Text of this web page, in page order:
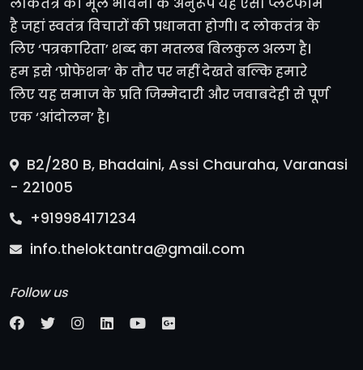
है जहां स्वतंत्र विचारों की प्रधानता होगी। द लोकतंत्र के
लिए ‘पत्रकारिता’ शब्द का मतलब बिलकुल अलग है।
हम इसे ‘प्रोफेशन’ के तौर पर नहीं देखते बल्कि हमारे
लिए यह समाज के प्रति जिम्मेदारी और जवाबदेही से पूर्ण
एक ‘आंदोलन’ है।
B2/280 B, Bhadaini, Assi Chauraha, Varanasi
- 221005
+919984171234
info.theloktantra@gmail.com
Follow us